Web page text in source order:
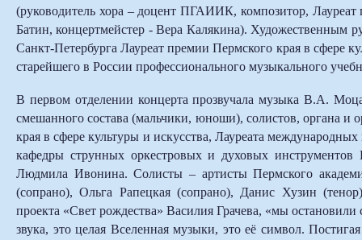
(руководитель хора – доцент ПГАИИК, композитор,
Батин, концертмейстер - Вера Калякина). Художественным
Санкт-Петербурга Лауреат премии Пермского края в сфере
старейшего в России профессионального музыкального
В первом отделении концерта прозвучала музыка В.А.
смешанного состава (мальчики, юноши), солистов, органа и
края в сфере культуры и искусства, Лауреата
кафедры струнных оркестровых и духовых
Людмила Ивонина. Солисты – артисты Пермского
(сопрано), Ольга Рапецкая (сопрано), Данис Хузин
проекта «Свет рождества» Василия Грачева, «мы
звука, это целая Вселенная музыки, это её символ.